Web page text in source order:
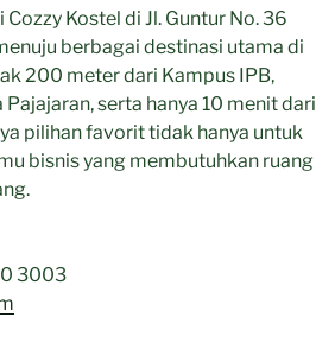
Kostel di Jl. Guntur No. 36
berbagai destinasi utama di
200 meter dari Kampus IPB,
serta hanya 10 menit dari
pilihan favorit tidak hanya untuk
bisnis yang membutuhkan ruang
3003